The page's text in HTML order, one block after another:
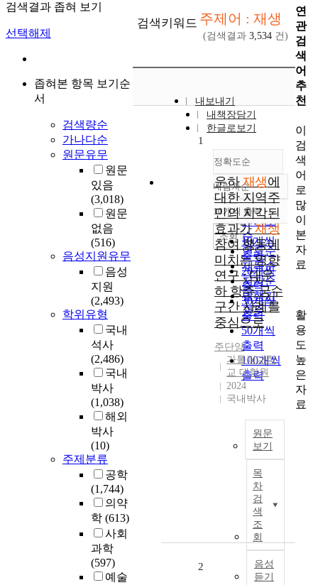
검색결과 좁혀 보기
선택해제
좁혀본 항목 보기순
서
검색량순
가나다순
원문유무
원문
있음
(3,018)
원문
없음
(516)
음성지원유무
음성
지원
(2,493)
학위유형
국내
석사
(2,486)
국내
박사
(1,038)
해외
박사
(10)
주제분류
공학
(1,744)
의약
학 (613)
사회
과학
(597)
예술
검색키워드 주제어 : 재생
(검색결과 3,534 건)
내보내기
내책장담기
한글로보기
정확도순
정확도
순
인기도
순
연도순
제목순
저자순
발행기
관순
내림차순
내림차순
10개씩 출력
10개씩
출력
20개씩
출력
30개씩
출력
50개씩
출력
100개씩
출력
조회
1
운하재생에
대한 지역주
민의 지각된
효과가재생
참여 행동에
미치는 영향
연구 : 대운
하 항주 궁수
구간 사례를
중심으로
주단양
가톨릭대학
교 대학원
2024
국내박사
원문
보기
목
차
검
색
조
회
음성
듣기
2
연
관
검
색
어
추
천
이
검
색
어
로
많
이
본
자
료
활
용
도
높
은
자
료